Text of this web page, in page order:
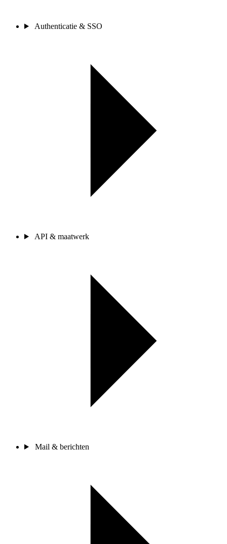
Authenticatie & SSO
API & maatwerk
Mail & berichten